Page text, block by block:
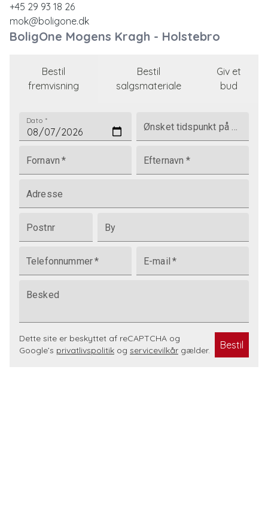
+45 29 93 18 26
mok@boligone.dk
BoligOne Mogens Kragh - Holstebro
Bestil
fremvisning
Bestil
salgsmateriale
Giv et
bud
Dato *
Ønsket tidspunkt på dagen
Fornavn * Efternavn *
Adresse
Postnr By
Telefonnummer* E-mail *
Besked
Dette site er beskyttet af reCAPTCHA og
Google’s privatlivspolitik og servicevilkår gælder. Bestil